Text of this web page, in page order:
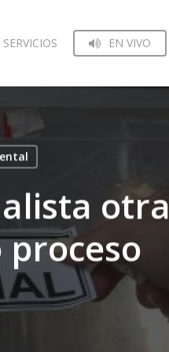
SERVICIOS EN VIVO
otra